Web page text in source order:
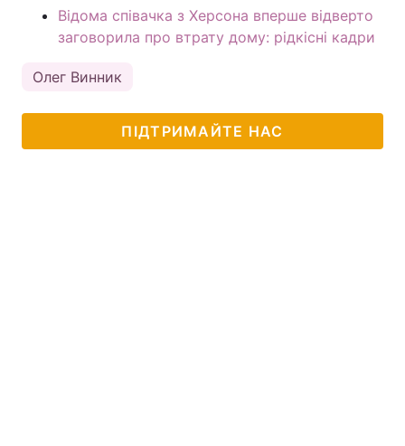
Відома співачка з Херсона вперше відверто
заговорила про втрату дому: рідкісні кадри
Олег Винник
ПІДТРИМАЙТЕ НАС